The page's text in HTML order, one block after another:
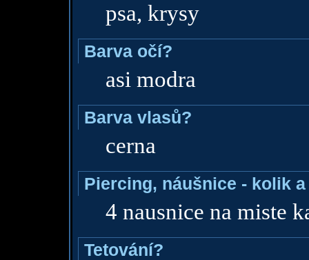
psa, krysy
Barva očí?
asi modra
Barva vlasů?
cerna
Piercing, náušnice - kolik
4 nausnice na miste
Tetování?